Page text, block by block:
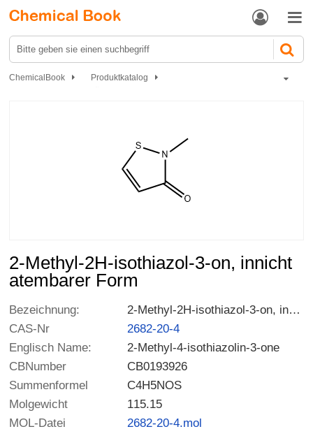
 
ChemicalBook
Produktkatalog
2-Methyl-2H-isothiazol-3-on, innicht
atembarer Form
Bezeichnung:
2-Methyl-2H-isothiazol-3-on, innicht atembarer Form
CAS-Nr
2682-20-4
Englisch Name:
2-Methyl-4-isothiazolin-3-one
CBNumber
CB0193926
Summenformel
C4H5NOS
Molgewicht
115.15
MOL-Datei
2682-20-4.mol